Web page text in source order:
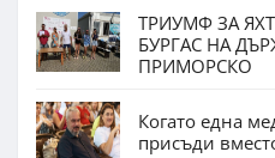
ТРИУМФ ЗА
БУРГАС НА
ПРИМОРСКО
Когато една
присъди